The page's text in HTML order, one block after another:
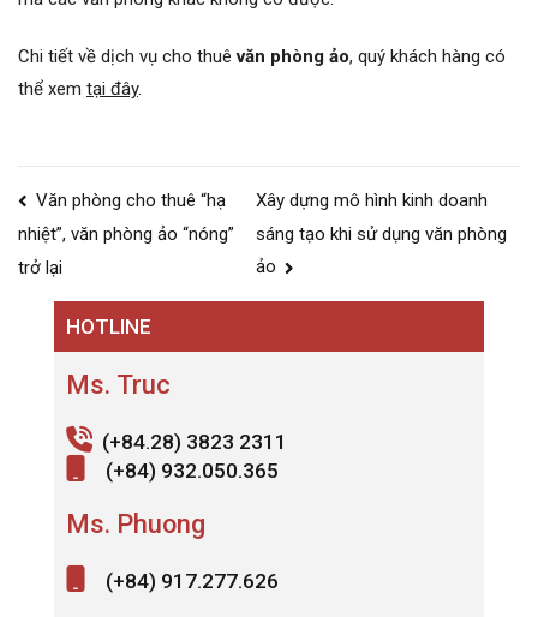
Chi tiết về dịch vụ cho thuêvăn phòng ảo, quý khách hàng có
thể xem tại đây.
Điều
hướng
bài
viết
Văn phòng cho thuê “hạ
nhiệt”, văn phòng ảo “nóng”
trở lại
Xây dựng mô hình kinh doanh
sáng tạo khi sử dụng văn phòng
ảo
HOTLINE
Ms. Truc
(+84.28) 3823 2311
(+84) 932.050.365
Ms. Phuong
(+84) 917.277.626